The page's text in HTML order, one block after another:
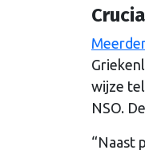
wijze
NSO.
“Naast